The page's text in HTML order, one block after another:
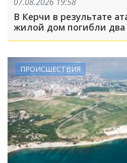
В Керчи в результате
жилой дом погибли два
ПРОИСШЕСТВИЯ